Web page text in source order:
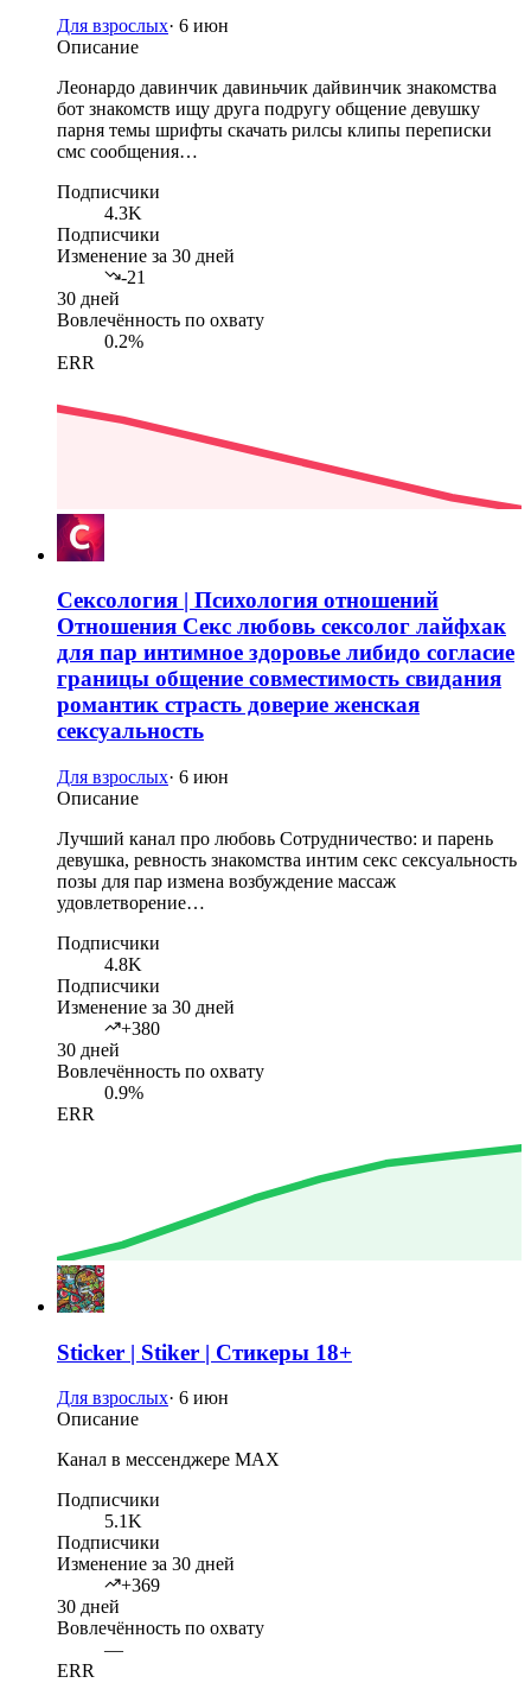
Для взрослых· 6 июн
Описание
Леонардо давинчик давиньчик дайвинчик знакомства
бот знакомств ищу друга подругу общение девушку
парня темы шрифты скачать рилсы клипы переписки
смс сообщения…
Подписчики
4.3K
Подписчики
Изменение за 30 дней
-21
30 дней
Вовлечённость по охвату
0.2%
ERR
Сексология | Психология отношений
Отношения Секс любовь сексолог лайфхак
для пар интимное здоровье либидо согласие
границы общение совместимость свидания
романтик страсть доверие женская
сексуальность
Для взрослых· 6 июн
Описание
Лучший канал про любовь Сотрудничество: и парень
девушка, ревность знакомства интим секс сексуальность
позы для пар измена возбуждение массаж
удовлетворение…
Подписчики
4.8K
Подписчики
Изменение за 30 дней
+380
30 дней
Вовлечённость по охвату
0.9%
ERR
Sticker | Stiker | Стикеры 18+
Для взрослых· 6 июн
Описание
Канал в мессенджере MAX
Подписчики
5.1K
Подписчики
Изменение за 30 дней
+369
30 дней
Вовлечённость по охвату
—
ERR